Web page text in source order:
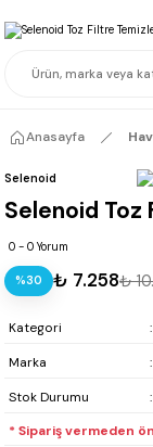
Anasayfa
Selenoid
Selenoid Toz
0 - 0 Yorum
%30 ₺ 7.258₺
Kategori
Marka
Stok Durumu
* Sipariş vermeden